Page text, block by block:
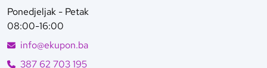
Ponedjeljak - Petak
08:00-16:00
info@ekupon.ba
387 62 703 195